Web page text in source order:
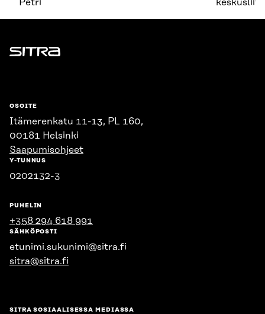
Petri
Sitra
OSOITE
Itämerenkatu 11-13, PL 160,
00181 Helsinki
Saapumisohjeet
Y-TUNNUS
0202132-3
PUHELIN
+358 294 618 991
SÄHKÖPOSTI
etunimi.sukunimi@sitra.fi
sitra@sitra.fi
SITRA SOSIAALISESSA MEDIASSA